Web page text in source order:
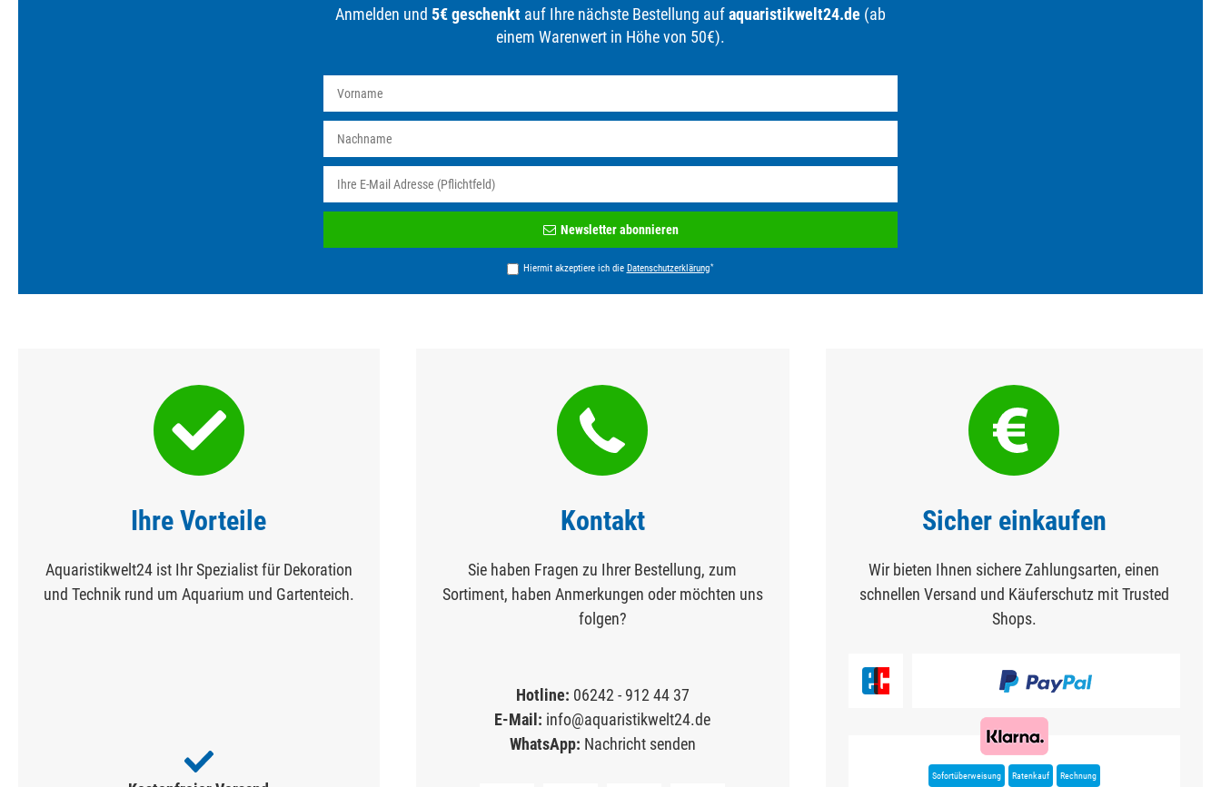
Anmelden und 5€ geschenkt auf Ihre nächste Bestellung aufaquaristikwelt24.de (ab
einem Warenwert in Höhe von 50€).
Honig
Newsletter abonnieren
Hiermit akzeptiere ich die Daten­schutz­erklärung*
Ihre Vorteile
Aquaristikwelt24 ist Ihr Spezialist für Dekoration
und Technik rund um Aquarium und Gartenteich.
Kontakt
Sie haben Fragen zu Ihrer Bestellung, zum
Sortiment, haben Anmerkungen oder möchten uns
folgen?
Hotline: 06242 - 912 44 37
E-Mail: info@aquaristikwelt24.de
WhatsApp: Nachricht senden
Sicher einkaufen
Wir bieten Ihnen sichere Zahlungsarten, einen
schnellen Versand und Käuferschutz mit Trusted
Shops.
Sofortüberweisung Ratenkauf Rechnung